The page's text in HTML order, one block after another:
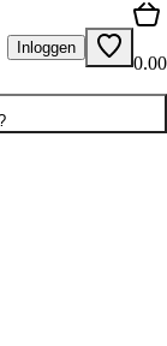
Inloggen
0.00